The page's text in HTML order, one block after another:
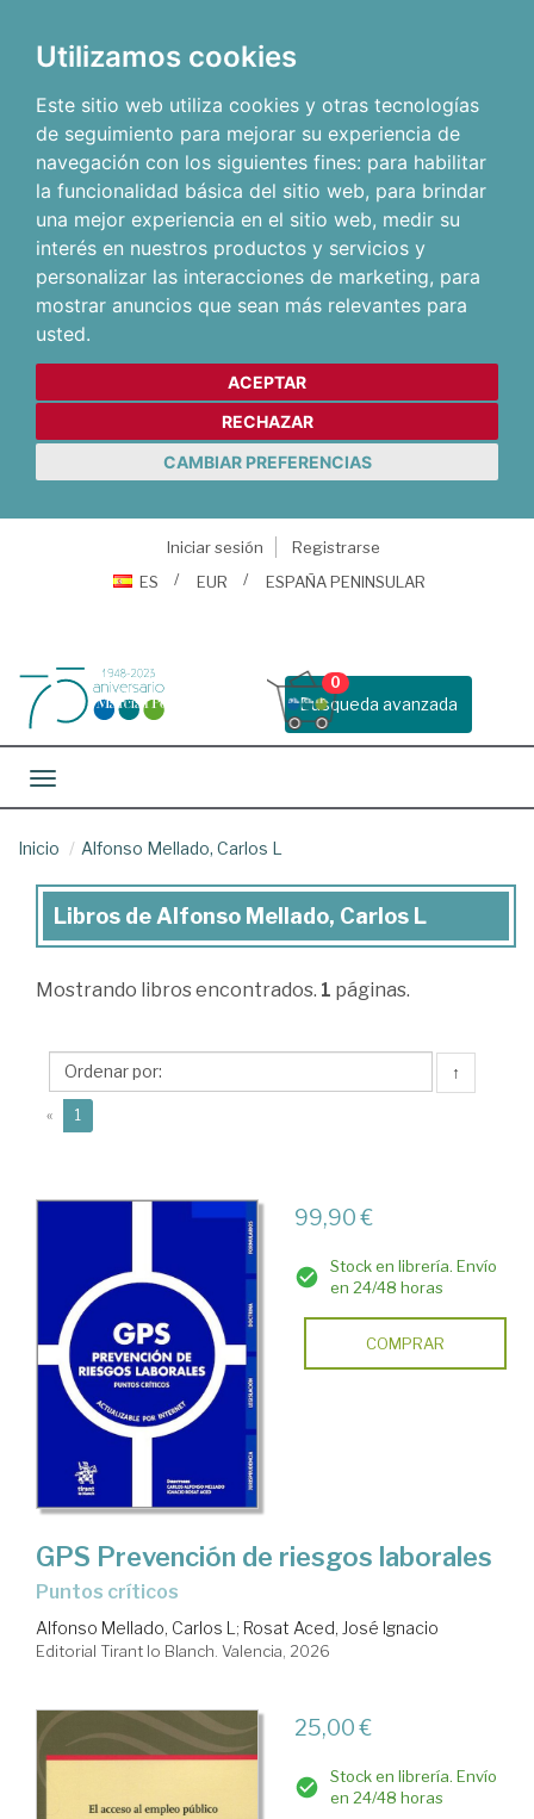
Utilizamos cookies
Este sitio web utiliza cookies y otras tecnologías
de seguimiento para mejorar su experiencia de
navegación con los siguientes fines: para habilitar
la funcionalidad básica del sitio web, para brindar
una mejor experiencia en el sitio web, medir su
interés en nuestros productos y servicios y
personalizar las interacciones de marketing, para
mostrar anuncios que sean más relevantes para
usted.
ACEPTAR
RECHAZAR
CAMBIAR PREFERENCIAS
Iniciar sesión
Registrarse
ES
EUR ESPAÑA PENINSULAR
Busqueda avanzada
0
Toggle navigation
Inicio Alfonso Mellado, Carlos L
Libros
Alfonso
Carlos
L
Libros de Alfonso Mellado, Carlos L
Mostrando libros encontrados. 1 páginas.
↑
« 1
99,90 €
Stock en librería. Envío
en 24/48 horas
COMPRAR
GPS Prevención de riesgos laborales
Puntos críticos
Alfonso Mellado, Carlos L ; Rosat Aced, José Ignacio
Editorial Tirant lo Blanch. Valencia, 2026
25,00 €
Stock en librería. Envío
en 24/48 horas